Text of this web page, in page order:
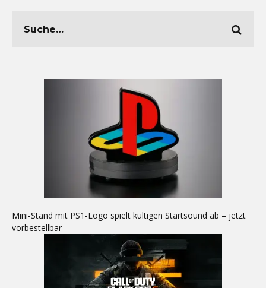
Mini-Stand mit PS1-Logo spielt kultigen Startsound ab – jetzt
vorbestellbar